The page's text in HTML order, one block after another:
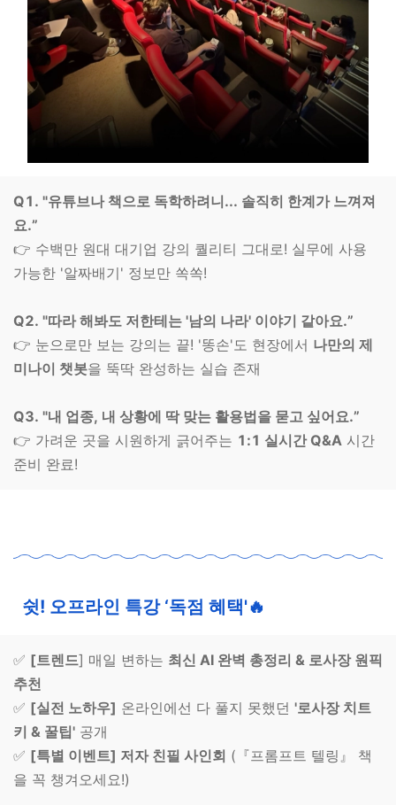
Q1. "유튜브나 책으로 독학하려니... 솔직히 한계가 느껴져
요.”
👉 수백만 원대 대기업 강의 퀄리티 그대로! 실무에 사용
가능한 '알짜배기' 정보만 쏙쏙!
Q2. "따라 해봐도 저한테는 '남의 나라' 이야기 같아요.”
👉 눈으로만 보는 강의는 끝! '똥손'도 현장에서 나만의 제
미나이 챗봇을 뚝딱 완성하는 실습 존재
Q3. "내 업종, 내 상황에 딱 맞는 활용법을 묻고 싶어요.”
👉 가려운 곳을 시원하게 긁어주는 1:1 실시간 Q&A 시간
준비 완료!
쉿! 오프라인 특강 ‘독점 혜택'🔥
✅ [트렌드] 매일 변하는 최신 AI 완벽 총정리 & 로사장 원픽
추천
✅ [실전 노하우] 온라인에선 다 풀지 못했던 '로사장 치트
키 & 꿀팁' 공개
✅ [특별 이벤트] 저자 친필 사인회 (『프롬프트 텔링』 책
을 꼭 챙겨오세요!)